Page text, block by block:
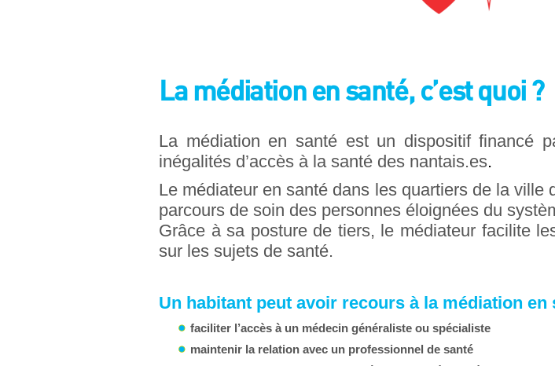
La médiation en santé, c’est quoi ?
La médiation en santé est un dispositif financé
inégalités d’accès à la santé des nantais.es.
Le médiateur en santé dans les quartiers de la
parcours de soin des personnes éloignées du
Grâce à sa posture de tiers, le médiateur facilite
sur les sujets de santé.
Un habitant peut avoir recours à la médiation en
faciliter l’accès à un médecin généraliste ou spécialiste
maintenir la relation avec un professionnel de santé